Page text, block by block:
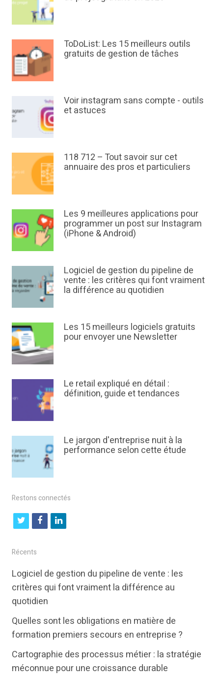
ToDoList: Les 15 meilleurs outils
gratuits de gestion de tâches
Voir instagram sans compte - outils
et astuces
118 712 – Tout savoir sur cet
annuaire des pros et particuliers
Les 9 meilleures applications pour
programmer un post sur Instagram
(iPhone & Android)
Logiciel de gestion du pipeline de
vente : les critères qui font vraiment
la différence au quotidien
Les 15 meilleurs logiciels gratuits
pour envoyer une Newsletter
Le retail expliqué en détail :
définition, guide et tendances
Le jargon d'entreprise nuit à la
performance selon cette étude
Restons connectés
t
i
t
t
e
f
b
o
k
l
e
i
n
Récents
Logiciel de gestion du pipeline de vente : les
critères qui font vraiment la différence au
quotidien
Quelles sont les obligations en matière de
formation premiers secours en entreprise ?
Cartographie des processus métier : la stratégie
méconnue pour une croissance durable